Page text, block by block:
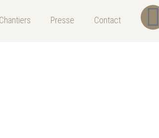
Chantiers Presse Contact